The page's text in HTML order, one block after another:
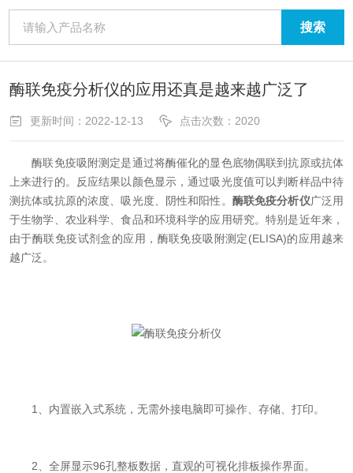
酶联免疫分析仪的应用还真是越来越广泛了
更新时间：2022-12-13 点击次数：2020
酶联免疫吸附测定是通过将酶催化的显色底物偶联到抗原或抗体
上来进行的。反应结果以颜色显示，通过吸光度值可以判断样品中待
测抗体或抗原的浓度、吸光度、阴性和阳性。 酶联免疫分析仪广泛用
于生物学、农业科学、食品和环境科学的应用研究。特别是近年来，
由于酶联免疫试剂盒的应用，酶联免疫吸附测定(ELISA)的应用越来
越广泛。
1、内置嵌入式系统，无需外接电脑即可操作、存储、打印。
2、全屏显示96孔整板数据，直观的可视化排板操作界面。